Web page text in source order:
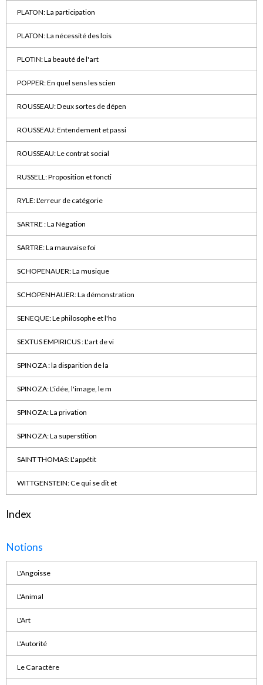
PLATON: La participation
PLATON: La nécessité des lois
PLOTIN: La beauté de l'art
POPPER: En quel sens les scien
ROUSSEAU: Deux sortes de dépen
ROUSSEAU: Entendement et passi
ROUSSEAU: Le contrat social
RUSSELL: Proposition et foncti
RYLE: L'erreur de catégorie
SARTRE : La Négation
SARTRE: La mauvaise foi
SCHOPENAUER: La musique
SCHOPENHAUER: La démonstration
SENEQUE: Le philosophe et l'ho
SEXTUS EMPIRICUS : L'art de vi
SPINOZA : la disparition de la
SPINOZA: L'idée, l'image, le m
SPINOZA: La privation
SPINOZA: La superstition
SAINT THOMAS: L'appétit
WITTGENSTEIN: Ce qui se dit et
Index
Notions
L'Angoisse
L'Animal
L'Art
L'Autorité
Le Caractère